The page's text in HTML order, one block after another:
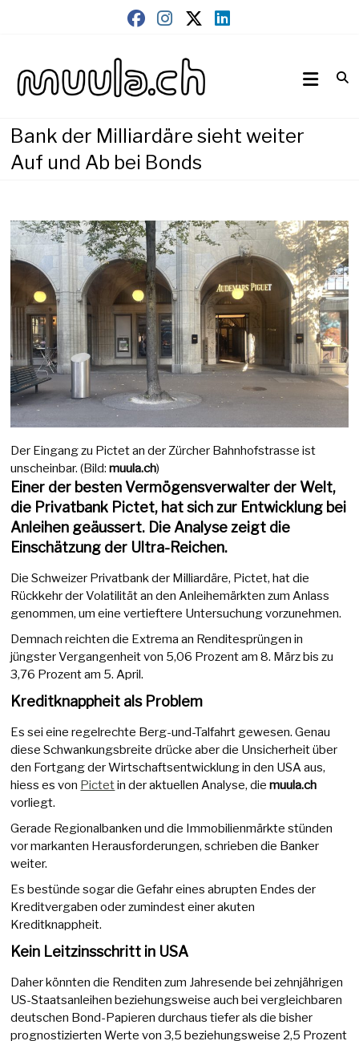
muula.ch
Bank der Milliardäre sieht weiter
Auf und Ab bei Bonds
Der Eingang zu Pictet an der Zürcher Bahnhofstrasse ist
unscheinbar. (Bild:muula.ch)
Einer der besten Vermögensverwalter der Welt,
die Privatbank Pictet, hat sich zur Entwicklung bei
Anleihen geäussert. Die Analyse zeigt die
Einschätzung der Ultra-Reichen.
Die Schweizer Privatbank der Milliardäre, Pictet, hat die
Rückkehr der Volatilität an den Anleihemärkten zum Anlass
genommen, um eine vertieftere Untersuchung vorzunehmen.
Demnach reichten die Extrema an Renditesprüngen in
jüngster Vergangenheit von 5,06 Prozent am 8. März bis zu
3,76 Prozent am 5. April.
Kreditknappheit als Problem
Es sei eine regelrechte Berg-und-Talfahrt gewesen. Genau
diese Schwankungsbreite drücke aber die Unsicherheit über
den Fortgang der Wirtschaftsentwicklung in den USA aus,
hiess es von Pictetin der aktuellen Analyse, diemuula.ch
vorliegt.
Gerade Regionalbanken und die Immobilienmärkte stünden
vor markanten Herausforderungen, schrieben die Banker
weiter.
Es bestünde sogar die Gefahr eines abrupten Endes der
Kreditvergaben oder zumindest einer akuten
Kreditknappheit.
Kein Leitzinsschritt in USA
Daher könnten die Renditen zum Jahresende bei zehnjährigen
US-Staatsanleihen beziehungsweise auch bei vergleichbaren
deutschen Bond-Papieren durchaus tiefer als die bisher
prognostizierten Werte von 3,5 beziehungsweise 2,5 Prozent